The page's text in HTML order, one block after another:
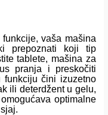
vaša mašina
prepoznati koji tip
tablete, mašina za
pranja i preskočiti
funkciju čini izuzetno
ili deterdžent u gelu,
optimalne